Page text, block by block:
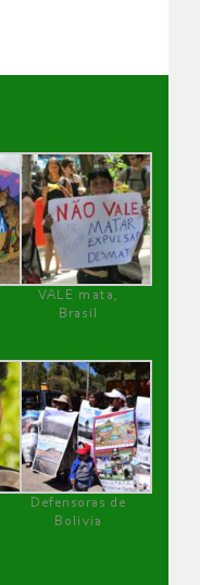
VALE mata,
Brasil
Defensoras de
Bolivia